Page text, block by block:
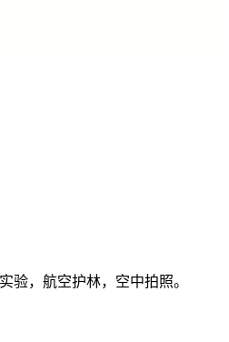
验，航空护林，空中拍照。